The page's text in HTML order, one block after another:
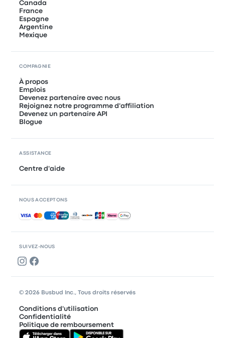
SUIVEZ-NOUS
Canada
France
Espagne
Argentine
Mexique
COMPAGNIE
À propos
Emplois
Devenez partenaire avec nous
Rejoignez notre programme d'affiliation
Devenez un partenaire API
Blogue
ASSISTANCE
Centre d'aide
NOUS ACCEPTONS
Paiements acceptés
© 2026 Busbud Inc., Tous droits réservés
Conditions d'utilisation
Confidentialité
Politique de remboursement